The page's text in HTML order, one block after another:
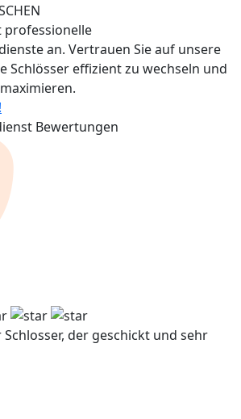
professionelle
an. Vertrauen Sie auf unsere
Schlösser effizient zu wechseln und
Bewertungen
der geschickt und sehr